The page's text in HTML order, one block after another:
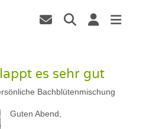
es sehr gut
Bachblütenmischung
Guten Abend,